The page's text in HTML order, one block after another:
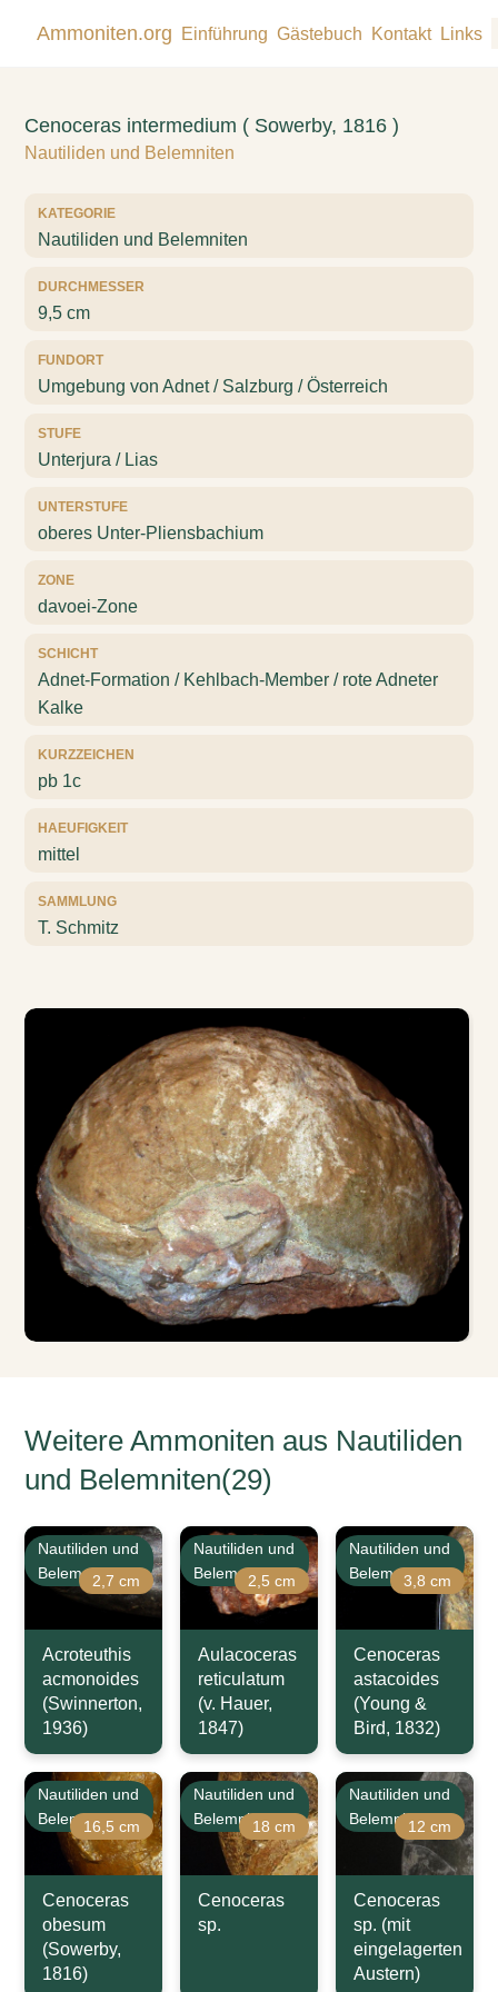
Ammoniten.org Einführung Gästebuch Kontakt Links
Cenoceras intermedium ( Sowerby, 1816 )
Nautiliden und Belemniten
KATEGORIE
Nautiliden und Belemniten
DURCHMESSER
9,5 cm
FUNDORT
Umgebung von Adnet / Salzburg / Österreich
STUFE
Unterjura / Lias
UNTERSTUFE
oberes Unter-Pliensbachium
ZONE
davoei-Zone
SCHICHT
Adnet-Formation / Kehlbach-Member / rote Adneter
Kalke
KURZZEICHEN
pb 1c
HAEUFIGKEIT
mittel
SAMMLUNG
T. Schmitz
Weitere Ammoniten aus Nautiliden
und Belemniten(29)
Nautiliden und
Belemniten2,7 cm
Acroteuthis
acmonoides
(Swinnerton,
1936)
Nautiliden und
Belemniten2,5 cm
Aulacoceras
reticulatum
(v. Hauer,
1847)
Nautiliden und
Belemniten3,8 cm
Cenoceras
astacoides
(Young &
Bird, 1832)
Nautiliden und
Belemniten
16,5 cm
Cenoceras
obesum
(Sowerby,
1816)
Nautiliden und
Belemniten18 cm
Cenoceras
sp.
Nautiliden und
Belemniten12 cm
Cenoceras
sp. (mit
eingelagerten
Austern)